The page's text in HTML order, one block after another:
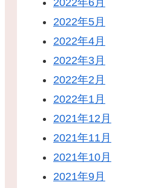
2022年5月
2022年4月
2022年3月
2022年2月
2022年1月
2021年12月
2021年11月
2021年10月
2021年9月